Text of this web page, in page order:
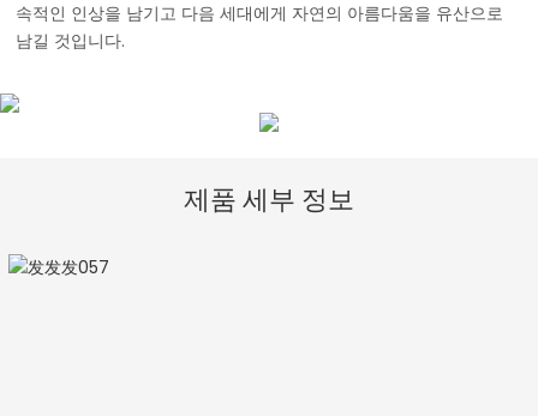
속적인 인상을 남기고 다음 세대에게 자연의 아름다움을 유산으로
남길 것입니다.
제품 세부 정보